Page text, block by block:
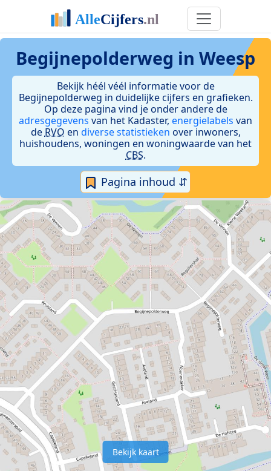
Begijnepolderweg in Weesp
Bekijk héél véél informatie voor de
Begijnepolderweg in duidelijke cijfers en grafieken.
Op deze pagina vind je onder andere de
adresgegevens van het Kadaster, energielabels van
de RVO en diverse statistieken over inwoners,
huishoudens, woningen en woningwaarde van het
CBS.
Pagina inhoud ⇵
Bekijk kaart